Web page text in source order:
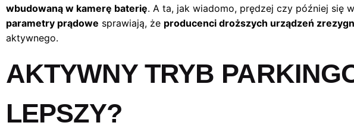
wbudowaną w kamerę baterię. A ta, jak wiadomo, prędzej czy później się
parametry prądowe sprawiają, że producenci droższych urządzeń
aktywnego.
AKTYWNY TRYB
LEPSZY?